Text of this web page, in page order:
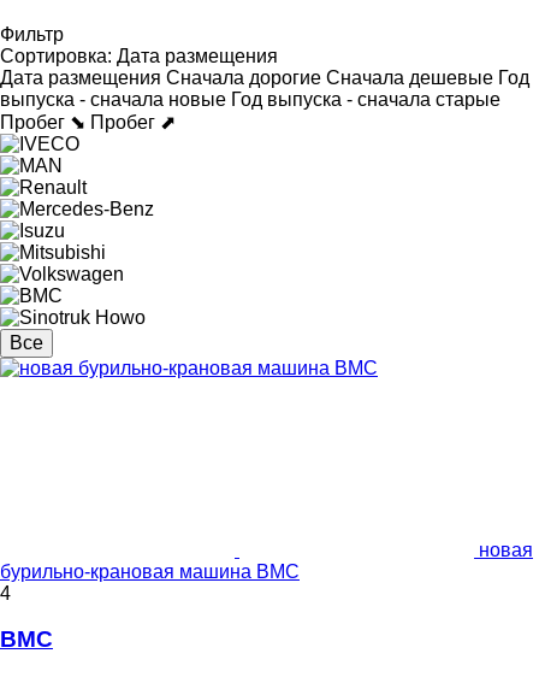
Фильтр
Сортировка: Дата размещения
Дата размещения Сначала дорогие Сначала дешевые Год
выпуска - сначала новые Год выпуска - сначала старые
Пробег ⬊ Пробег ⬈
Все
новая
бурильно-крановая машина BMC
4
BMC